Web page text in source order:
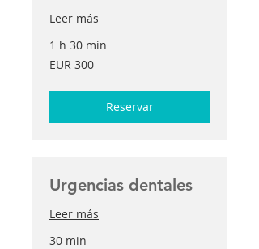
Leer más
1 h 30 min
300
euros
EUR 300
Reservar
Urgencias dentales
Leer más
30 min